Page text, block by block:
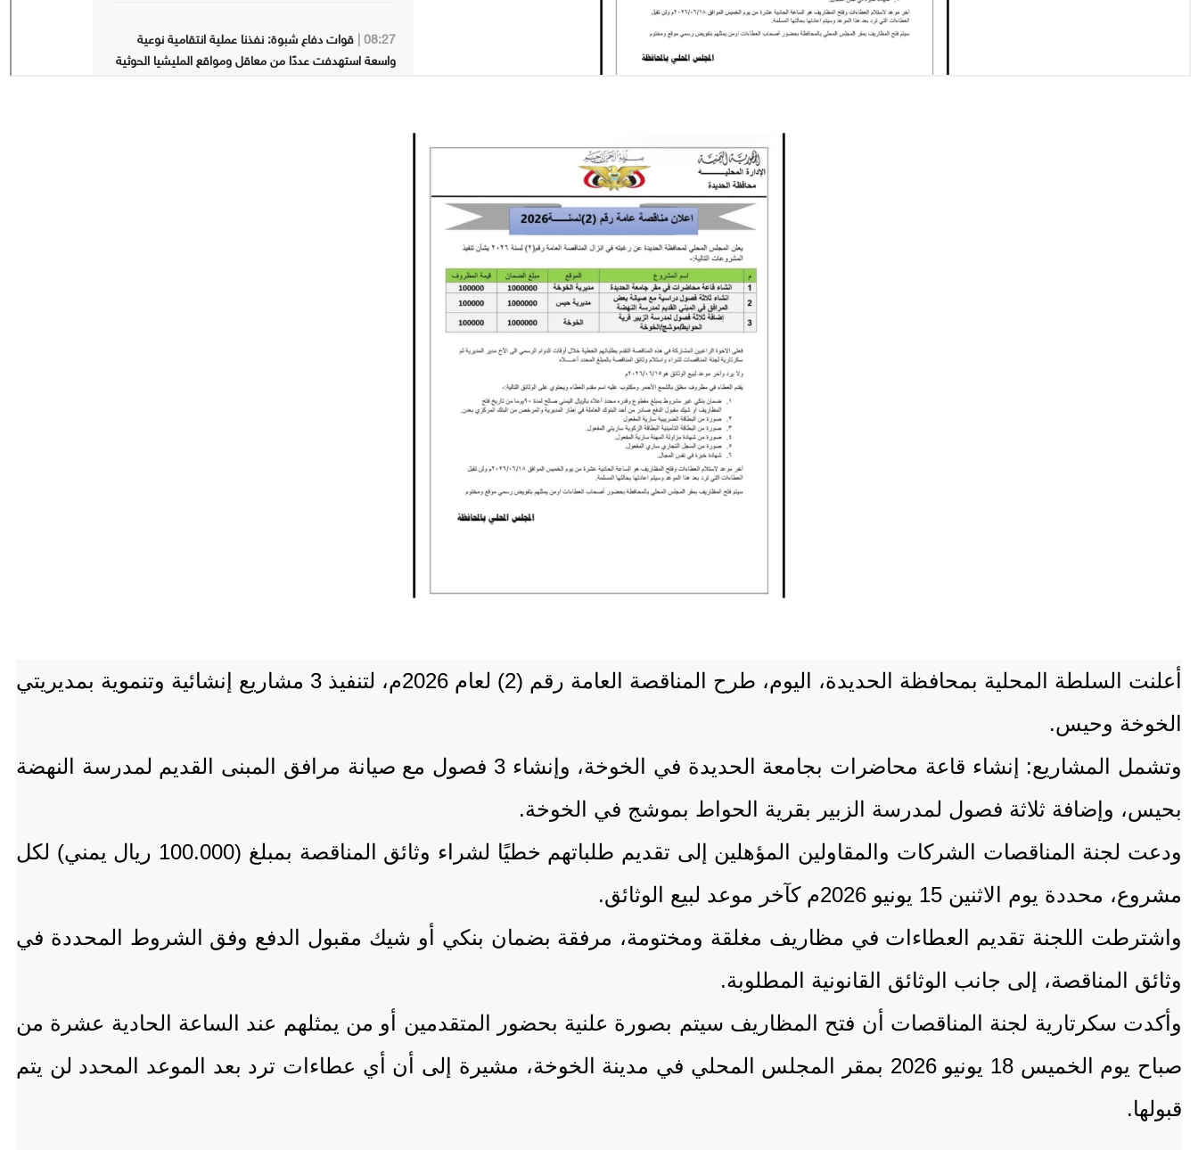
أعلنت السلطة المحلية بمحافظة الحديدة، اليوم، طرح المناقصة العامة رقم (2) لعام 2026م، لتنفيذ 3 مشاريع إنشائية وتنموية بمديريتي
الخوخة وحيس.
وتشمل المشاريع: إنشاء قاعة محاضرات بجامعة الحديدة في الخوخة، وإنشاء 3 فصول مع صيانة مرافق المبنى القديم لمدرسة النهضة
بحيس، وإضافة ثلاثة فصول لمدرسة الزبير بقرية الحواط بموشج في الخوخة.
ودعت لجنة المناقصات الشركات والمقاولين المؤهلين إلى تقديم طلباتهم خطيًا لشراء وثائق المناقصة بمبلغ (100.000 ريال يمني) لكل
مشروع، محددة يوم الاثنين 15 يونيو 2026م كآخر موعد لبيع الوثائق.
واشترطت اللجنة تقديم العطاءات في مظاريف مغلقة ومختومة، مرفقة بضمان بنكي أو شيك مقبول الدفع وفق الشروط المحددة في
وثائق المناقصة، إلى جانب الوثائق القانونية المطلوبة.
وأكدت سكرتارية لجنة المناقصات أن فتح المظاريف سيتم بصورة علنية بحضور المتقدمين أو من يمثلهم عند الساعة الحادية عشرة من
صباح يوم الخميس 18 يونيو 2026 بمقر المجلس المحلي في مدينة الخوخة، مشيرة إلى أن أي عطاءات ترد بعد الموعد المحدد لن يتم
قبولها.